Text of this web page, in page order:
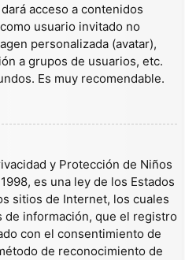
acceso a contenidos
usuario invitado no
personalizada (avatar),
a grupos de usuarios, etc.
Es muy recomendable.
y Protección de Niños
es una ley de los Estados
sitios de Internet, los cuales
información, que el registro
con el consentimiento de
de reconocimiento de